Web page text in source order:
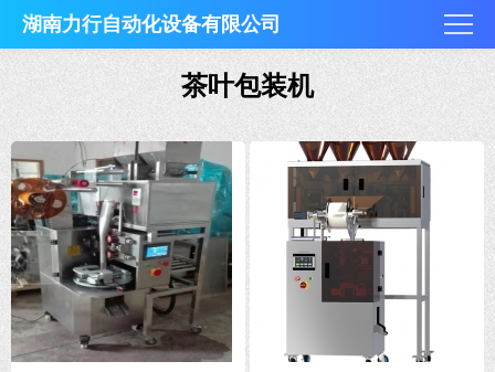
湖南力行自动化设备有限公司
茶叶包装机